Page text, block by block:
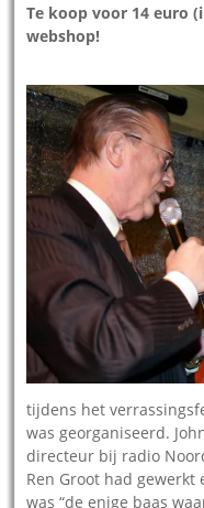
Te koop voor 14 euro
webshop!
tijdens het
was georganiseerd.
directeur bij radio
Ren Groot had gewerkt
was “de enige baas